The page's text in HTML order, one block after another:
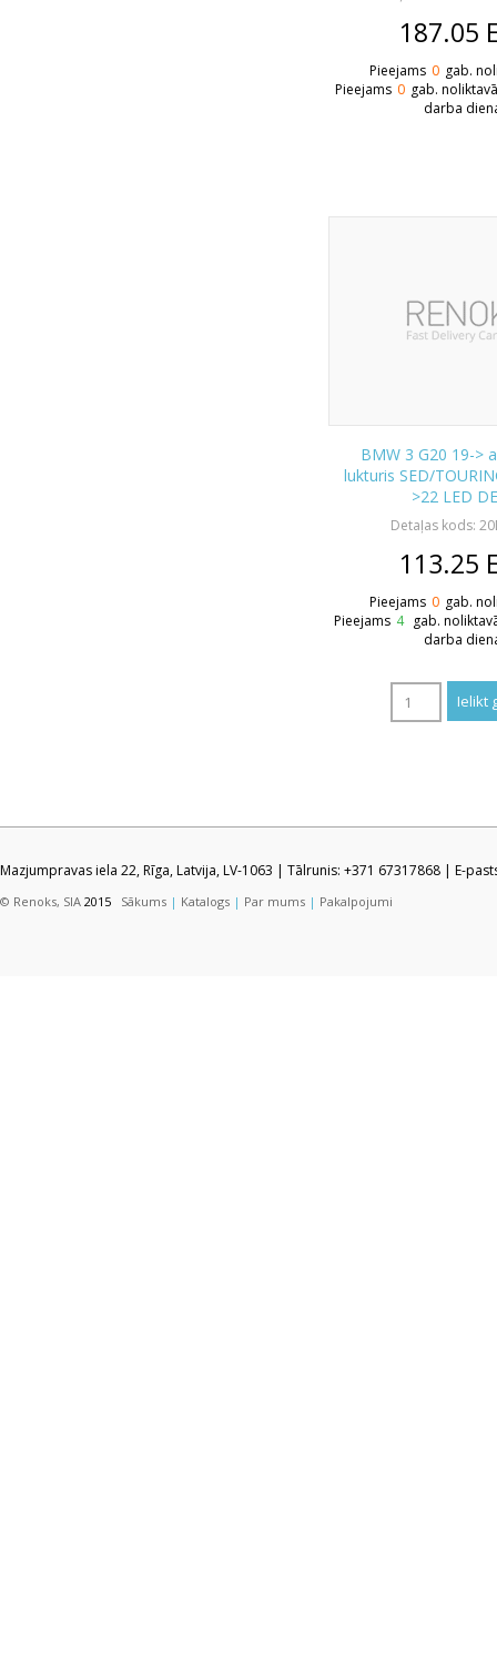
187.05
Pieejams 0 gab.
Pieejams 0 gab.
darba
BMW 3 G20 19->
lukturis SED/
>22 LED
Detaļas kods:
113.25
Pieejams 0 gab.
Pieejams 4 gab.
darba
Mazjumpravas iela 22, Rīga, Latvija, LV-1063 | Tālrunis: +371 67317868 | E-
© Renoks, SIA 2015 Sākums | Katalogs | Par mums | Pakalpojumi